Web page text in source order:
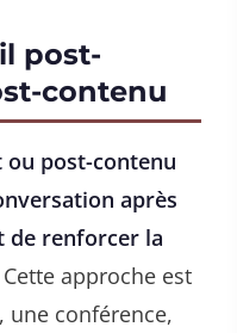
post-
contenu
ou post-contenu
après
de renforcer la
Cette approche est
une conférence,